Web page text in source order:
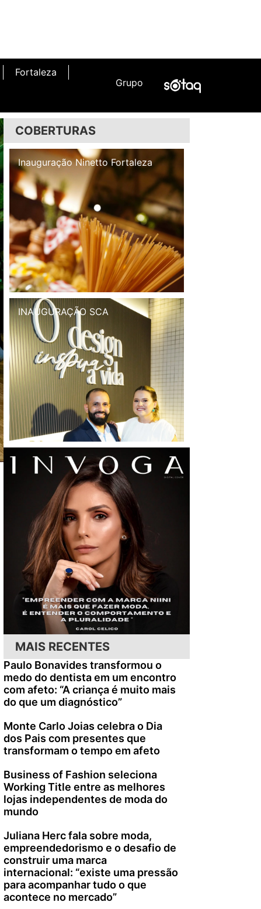
Fortaleza
Grupo
COBERTURAS
Inauguração Illa Café
INAUGURAÇÃO SCA
MAIS RECENTES
Paulo Bonavides transformou o
medo do dentista em um encontro
com afeto: “A criança é muito mais
do que um diagnóstico”
Monte Carlo Joias celebra o Dia
dos Pais com presentes que
transformam o tempo em afeto
Business of Fashion seleciona
Working Title entre as melhores
lojas independentes de moda do
mundo
Juliana Herc fala sobre moda,
empreendedorismo e o desafio de
construir uma marca
internacional: “existe uma pressão
para acompanhar tudo o que
acontece no mercado”